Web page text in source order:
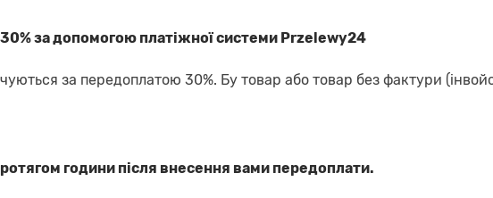
за допомогою платіжної системи Przelewy24
за передоплатою 30%. Бу товар або товар без фактури
години після внесення вами передоплати.